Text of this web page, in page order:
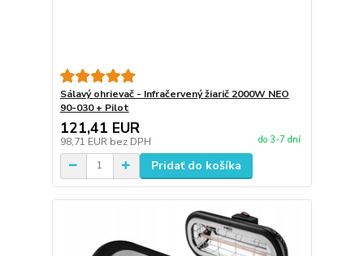
Sálavý ohrievač - Infračervený žiarič 2000W NEO
90-030 + Pilot
121,41 EUR
98,71 EUR bez DPH do 3-7 dní
Pridať do košíka